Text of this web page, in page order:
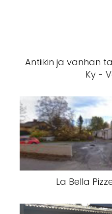
Antiikin ja vanhan
Ky -
La Bella